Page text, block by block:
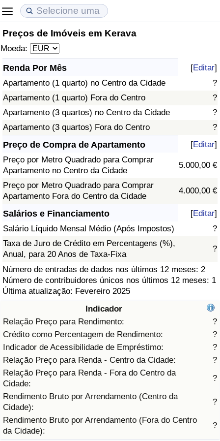
Preços de Imóveis em Kerava
Moeda:
Renda Por Mês [Editar]
Apartamento (1 quarto) no Centro da Cidade
?
Apartamento (1 quarto) Fora do Centro
?
Apartamento (3 quartos) no Centro da Cidade
?
Apartamento (3 quartos) Fora do Centro
?
Preço de Compra de Apartamento [Editar]
Preço por Metro Quadrado para Comprar
Apartamento no Centro da Cidade
5.000,00 €
Preço por Metro Quadrado para Comprar
Apartamento Fora do Centro da Cidade
4.000,00 €
Salários e Financiamento [Editar]
Salário Líquido Mensal Médio (Após Impostos)
?
Taxa de Juro de Crédito em Percentagens (%),
Anual, para 20 Anos de Taxa-Fixa
?
Número de entradas de dados nos últimos 12 meses: 2
Número de contribuidores únicos nos últimos 12 meses: 1
Última atualização: Fevereiro 2025
Indicador
Relação Preço para Rendimento:
?
Crédito como Percentagem de Rendimento:
?
Indicador de Acessibilidade de Empréstimo:
?
Relação Preço para Renda - Centro da Cidade:
?
Relação Preço para Renda - Fora do Centro da
Cidade:
?
Rendimento Bruto por Arrendamento (Centro da
Cidade):
?
Rendimento Bruto por Arrendamento (Fora do Centro
da Cidade):
?
Custo de Vida
Indicador de Custo de Vida (Atual)
Indicador de Custo de Vida
Indicador de Custo de Vida Por País
Preços de Imóveis
Indicador de Preços de Imóveis (Atual)
Indicador de Preços de Imóveis
Indicador de Preços de Imóveis por País
Qualidade de Vida
Indicador de Qualidade de Vida
Indicador de Qualidade de Vida (Atual)
Índice de qualidade de vida por país
Taxa do Indicador de Crime (Atual)
Indicador de Crime
Índice de criminalidade por país
Saúde
Indicador de Saúde
Indicador de Saúde por País
Poluição
Indicador de Poluição (Atual)
Índice de poluição
Indicador de Poluição por País